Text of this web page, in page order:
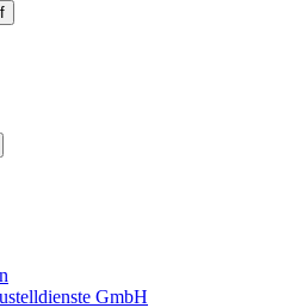
GmbH